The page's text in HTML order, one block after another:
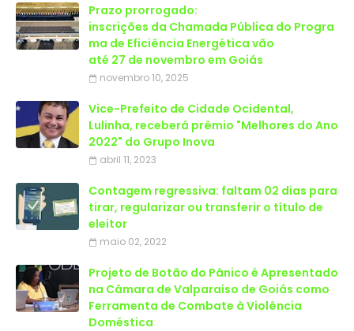
Prazo prorrogado:
inscrições da Chamada Pública do Progra
ma de Eficiência Energética vão
até 27 de novembro em Goiás
novembro 10, 2025
Vice-Prefeito de Cidade Ocidental,
Lulinha, receberá prêmio "Melhores do Ano
2022" do Grupo Inova
abril 11, 2023
Contagem regressiva: faltam 02 dias para
tirar, regularizar ou transferir o título de
eleitor
maio 02, 2022
Projeto de Botão do Pânico é Apresentado
na Câmara de Valparaíso de Goiás como
Ferramenta de Combate à Violência
Doméstica